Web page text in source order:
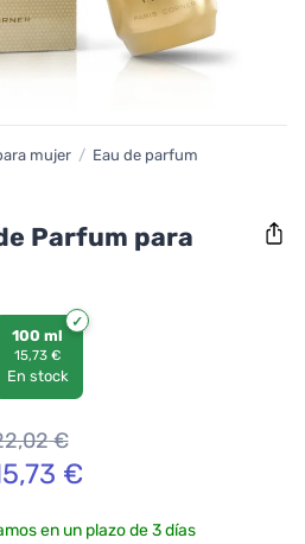
mujer / Eau de parfum
Parfum para
100 ml
15,73 €
En stock
€
€
en un plazo de 3 días